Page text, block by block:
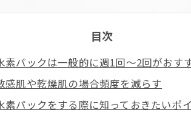
目次
素パックは一般的に週1回～2回がおす
感肌や乾燥肌の場合頻度を減らす
素パックをする際に知っておきたいポ